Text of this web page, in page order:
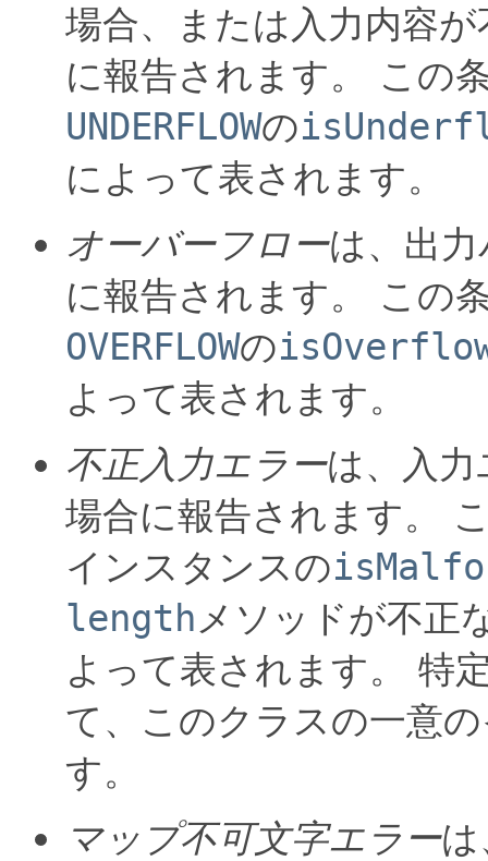
場合、または入力内容
に報告されます。
この
UNDERFLOWの
によって表されます。
オーバーフローは、出
に報告されます。
この
OVERFLOWの
よって表されます。
不正入力エラーは、入
場合に報告されます。
インスタンスの
length メソッドが不正
よって表されます。
特
て、このクラスの一意
す。
マップ不可文字エラーは